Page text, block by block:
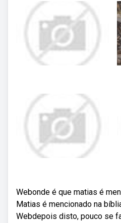
Webonde é que matias é
Matias é mencionado na
Webdepois disto, pouco se